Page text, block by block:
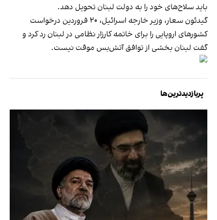
باید سلاح‌های خود را به دولت لبنان تحویل دهد.
گیدئون سعار، وزیر خارجه اسرائیل، ۲۰ فروردین درخواست
کشورهای اروپایی را برای خاتمه کارزار نظامی در لبنان رد کرد و
گفت لبنان بخشی از توافق آتش‌بس موقت نیست.
پربازدیدترین‌ها